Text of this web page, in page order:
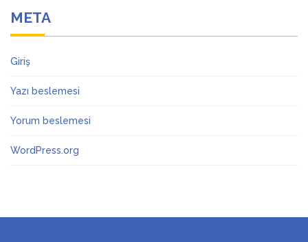
META
Giriş
Yazı beslemesi
Yorum beslemesi
WordPress.org